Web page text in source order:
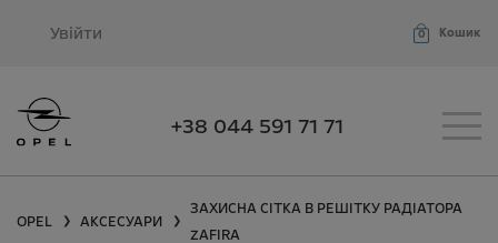
Увійти 0 Кошик
+38 044 591 71 71
OPEL ❯ АКСЕСУАРИ ❯
ЗАХИСНА СІТКА В РЕШІТКУ РАДІАТОРА
ZAFIRA